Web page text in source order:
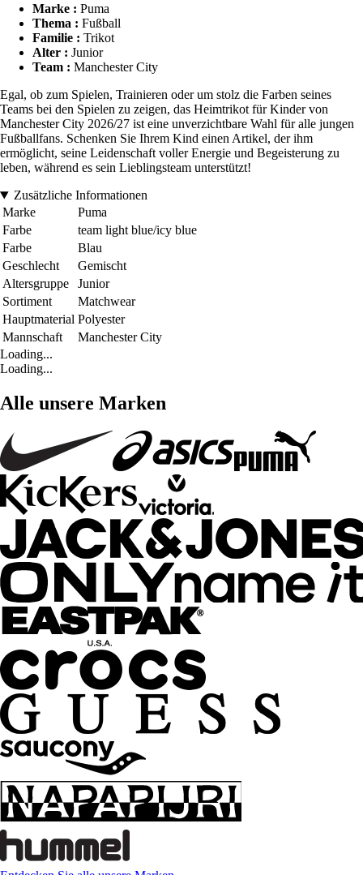
Marke : Puma
Thema : Fußball
Familie : Trikot
Alter : Junior
Team : Manchester City
Egal, ob zum Spielen, Trainieren oder um stolz die Farben seines
Teams bei den Spielen zu zeigen, das Heimtrikot für Kinder von
Manchester City 2026/27 ist eine unverzichtbare Wahl für alle jungen
Fußballfans. Schenken Sie Ihrem Kind einen Artikel, der ihm
ermöglicht, seine Leidenschaft voller Energie und Begeisterung zu
leben, während es sein Lieblingsteam unterstützt!
Zusätzliche Informationen
Marke
Puma
Farbe
team light blue/icy blue
Farbe
Blau
Geschlecht
Gemischt
Altersgruppe
Junior
Sortiment
Matchwear
Hauptmaterial Polyester
Mannschaft
Manchester City
Loading...
Loading...
Alle unsere Marken